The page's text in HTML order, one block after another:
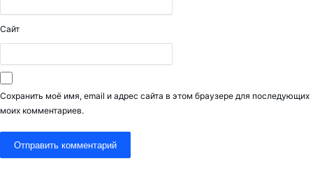
Сайт
Сохранить моё имя, email и адрес сайта в этом браузере для последующих
моих комментариев.